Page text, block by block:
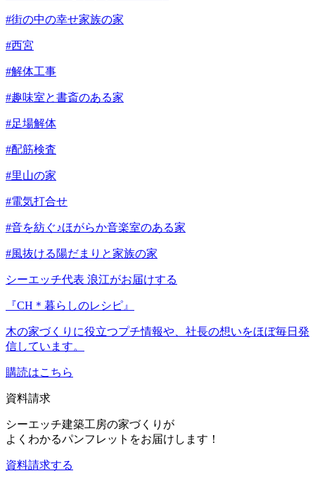
#街の中の幸せ家族の家
#西宮
#解体工事
#趣味室と書斎のある家
#足場解体
#配筋検査
#里山の家
#電気打合せ
#音を紡ぐ♪ほがらか音楽室のある家
#風抜ける陽だまりと家族の家
シーエッチ代表 浪江がお届けする
『CH＊暮らしのレシピ』
木の家づくりに役立つプチ情報や、社長の想いをほぼ毎日発
信しています。
購読はこちら
資料請求
シーエッチ建築工房の家づくりが
よくわかるパンフレットをお届けします！
資料請求する